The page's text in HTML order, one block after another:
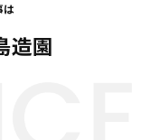
は
造園